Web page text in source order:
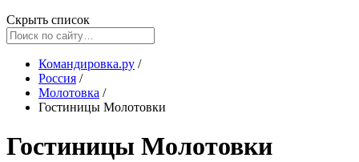
Скрыть список
Командировка.ру /
Россия /
Молотовка /
Гостиницы Молотовки
Гостиницы Молотовки